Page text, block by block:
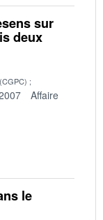
sur
deux
Affaire
le